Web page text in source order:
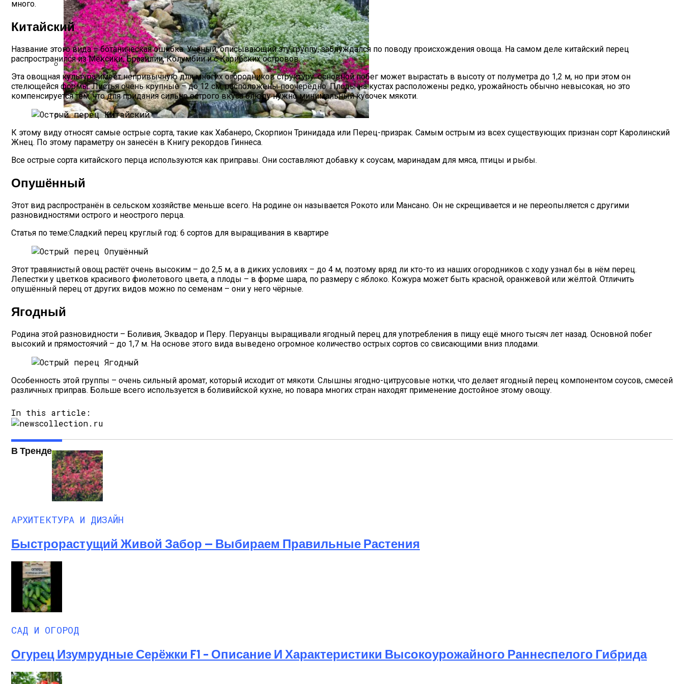
Прищипывание Огурцов: Зачем И Как Нужно Проводить
Альпийская Горка – Как Сделать Своими Руками Быстро И Просто
много.
Китайский
Название этого вида – ботаническая ошибка. Учёный, описывающий эту группу, заблуждался по поводу происхождения овоща. На самом деле китайский перец
распространился из Мексики, Бразилии, Колумбии и с Карибских островов.
Эта овощная культура имеет непривычную для многих огородников структуру: основной побег может вырастать в высоту от полуметра до 1,2 м, но при этом он
стелющейся формы. Листья очень крупные – до 12 см, расположены поочерёдно. Плоды на кустах расположены редко, урожайность обычно невысокая, но это
компенсируется тем, что для придания сильно острого вкуса блюду нужно минимальный кусочек мякоти.
К этому виду относят самые острые сорта, такие как Хабанеро, Скорпион Тринидада или Перец-призрак. Самым острым из всех существующих признан сорт Каролинский
Жнец. По этому параметру он занесён в Книгу рекордов Гиннеса.
Все острые сорта китайского перца используются как приправы. Они составляют добавку к соусам, маринадам для мяса, птицы и рыбы.
Опушённый
Этот вид распространён в сельском хозяйстве меньше всего. На родине он называется Рокото или Мансано. Он не скрещивается и не переопыляется с другими
разновидностями острого и неострого перца.
Статья по теме:Сладкий перец круглый год: 6 сортов для выращивания в квартире
Этот травянистый овощ растёт очень высоким – до 2,5 м, а в диких условиях – до 4 м, поэтому вряд ли кто-то из наших огородников с ходу узнал бы в нём перец.
Лепестки у цветков красивого фиолетового цвета, а плоды – в форме шара, по размеру с яблоко. Кожура может быть красной, оранжевой или жёлтой. Отличить
опушённый перец от других видов можно по семенам – они у него чёрные.
Ягодный
Родина этой разновидности – Боливия, Эквадор и Перу. Перуанцы выращивали ягодный перец для употребления в пищу ещё много тысяч лет назад. Основной побег
высокий и прямостоячий – до 1,7 м. На основе этого вида выведено огромное количество острых сортов со свисающими вниз плодами.
Особенность этой группы – очень сильный аромат, который исходит от мякоти. Слышны ягодно-цитрусовые нотки, что делает ягодный перец компонентом соусов, смесей
различных приправ. Больше всего используется в боливийской кухне, но повара многих стран находят применение достойное этому овощу.
In this article:
В Тренде
АРХИТЕКТУРА И ДИЗАЙН
Быстрорастущий Живой Забор — Выбираем Правильные Растения
САД И ОГОРОД
Огурец Изумрудные Серёжки F1 – Описание И Характеристики Высокоурожайного Раннеспелого Гибрида